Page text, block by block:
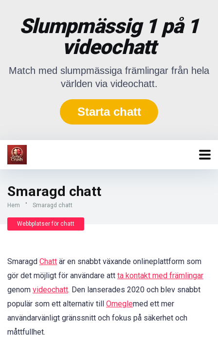
Slumpmässig 1 på 1
videochatt
Match med slumpmässiga främlingar från hela
världen via videochatt.
Starta chatt
Smaragd chatt
Hem " Smaragd chatt
Webbplatser för chatt
Smaragd Chatt är en snabbt växande onlineplattform som
gör det möjligt för användare att ta kontakt med främlingar
genom videochatt. Den lanserades 2020 och blev snabbt
populär som ett alternativ till Omeglemed ett mer
användarvänligt gränssnitt och fokus på säkerhet och
måttfullhet.